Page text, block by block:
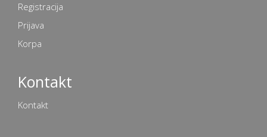
Registracija
Prijava
Korpa
Kontakt
Kontakt